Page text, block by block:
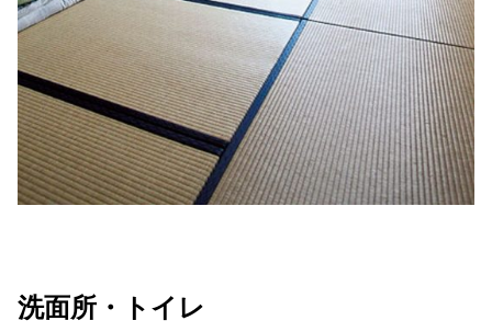
洗面所・トイレ